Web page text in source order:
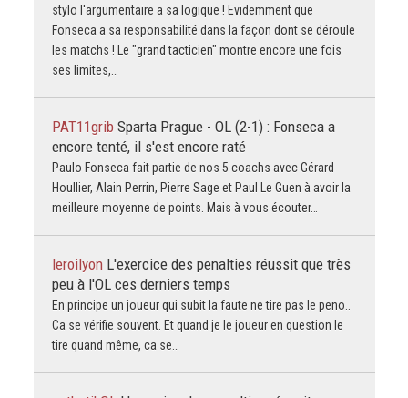
stylo l'argumentaire a sa logique ! Evidemment que
Fonseca a sa responsabilité dans la façon dont se déroule
les matchs ! Le "grand tacticien" montre encore une fois
ses limites,…
PAT11grib Sparta Prague - OL (2-1) : Fonseca a
encore tenté, il s'est encore raté
Paulo Fonseca fait partie de nos 5 coachs avec Gérard
Houllier, Alain Perrin, Pierre Sage et Paul Le Guen à avoir la
meilleure moyenne de points. Mais à vous écouter…
leroilyon L'exercice des penalties réussit que très
peu à l'OL ces derniers temps
En principe un joueur qui subit la faute ne tire pas le peno..
Ca se vérifie souvent. Et quand je le joueur en question le
tire quand même, ca se…